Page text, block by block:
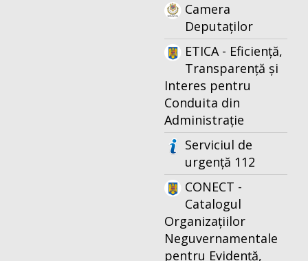
Camera
Deputaților
ETICA - Eficiență,
Transparență și
Interes pentru
Conduita din
Administrație
Serviciul de
urgență 112
CONECT -
Catalogul
Organizațiilor
Neguvernamentale
pentru Evidență,